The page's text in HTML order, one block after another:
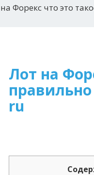
Форекс что это
Лот на
ru